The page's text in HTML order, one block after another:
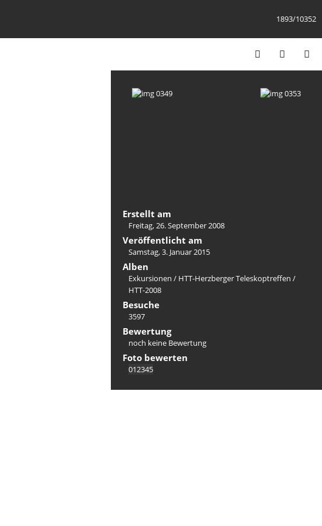
1893/10352
Erstellt am
Freitag, 26. September 2008
Veröffentlicht am
Samstag, 3. Januar 2015
Alben
Exkursionen / HTT-Herzberger Teleskoptreffen /
HTT-2008
Besuche
3597
Bewertung
noch keine Bewertung
Foto bewerten